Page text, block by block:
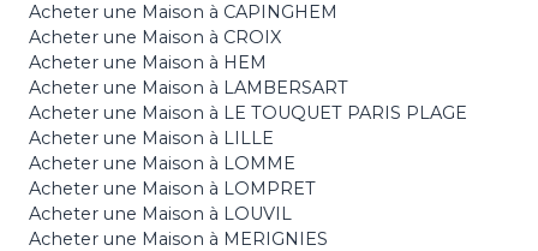
Acheter une Maison à CAPINGHEM
Acheter une Maison à CROIX
Acheter une Maison à HEM
Acheter une Maison à LAMBERSART
Acheter une Maison à LE TOUQUET PARIS PLAGE
Acheter une Maison à LILLE
Acheter une Maison à LOMME
Acheter une Maison à LOMPRET
Acheter une Maison à LOUVIL
Acheter une Maison à MERIGNIES